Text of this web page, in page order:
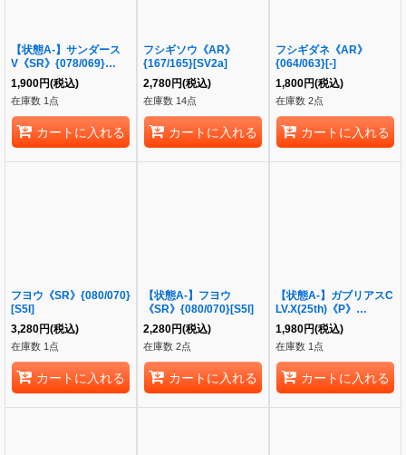
【状態A-】サンダース
V《SR》{078/069}
[S6a]
1,900円(税込)
在庫数 1点
カートに入れる
フシギソウ《AR》
{167/165}[SV2a]
2,780円(税込)
在庫数 14点
カートに入れる
フシギダネ《AR》
{064/063}[-]
1,800円(税込)
在庫数 2点
カートに入れる
フヨウ《SR》{080/070}
[S5I]
3,280円(税込)
在庫数 1点
カートに入れる
【状態A-】フヨウ
《SR》{080/070}[S5I]
2,280円(税込)
在庫数 2点
カートに入れる
【状態A-】ガブリアスC
LV.X(25th)《P》
{018/025}[S8a-P]
1,980円(税込)
在庫数 1点
カートに入れる